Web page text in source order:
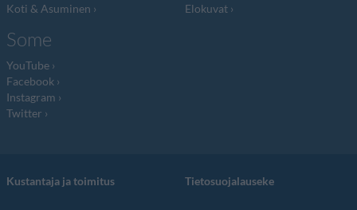
Koti & Asuminen
Elokuvat
Some
YouTube
Facebook
Instagram
Twitter
Kustantaja ja toimitus Tietosuojalauseke